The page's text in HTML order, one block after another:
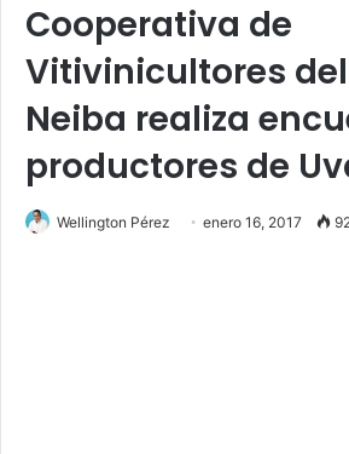
Cooperativa de
Vitivinicultores
Neiba realiza
productores de
Wellington Pérez enero 16, 2017